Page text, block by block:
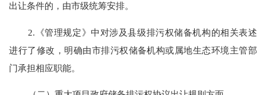
出让条件的，由市级统筹安排。
2.《管理规定》中对涉及县级排污权储备机构的相关表述
进行了修改，明确由市排污权储备机构或属地生态环境主管部
门承担相应职能。